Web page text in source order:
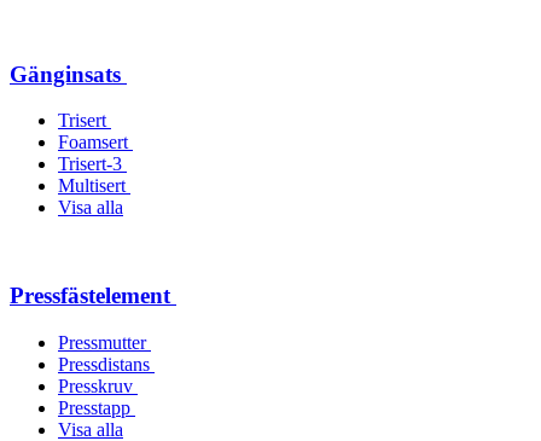
Gänginsats
Trisert
Foamsert
Trisert-3
Multisert
Visa alla
Pressfästelement
Pressmutter
Pressdistans
Presskruv
Presstapp
Visa alla